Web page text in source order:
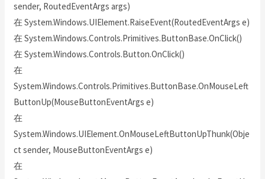
sender, RoutedEventArgs args)
在 System.Windows.UIElement.RaiseEvent(RoutedEventArgs e)
在 System.Windows.Controls.Primitives.ButtonBase.OnClick()
在 System.Windows.Controls.Button.OnClick()
在
System.Windows.Controls.Primitives.ButtonBase.OnMouseLeft
ButtonUp(MouseButtonEventArgs e)
在
System.Windows.UIElement.OnMouseLeftButtonUpThunk(Obje
ct sender, MouseButtonEventArgs e)
在